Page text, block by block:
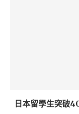
日本留學生突破